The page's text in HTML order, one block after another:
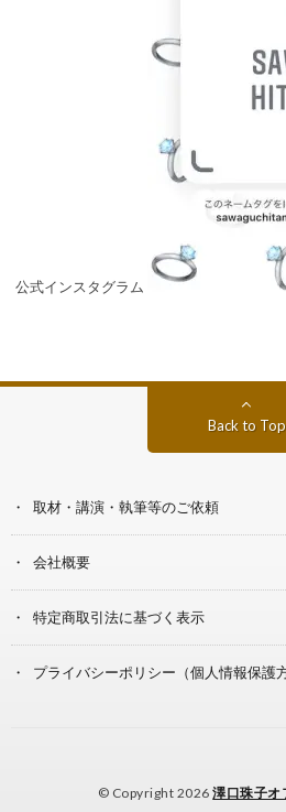
公式インスタグラム
Back to Top
取材・講演・執筆等のご依頼
会社概要
特定商取引法に基づく表示
プライバシーポリシー（個人情報保護方
© Copyright 2026澤口珠子オ